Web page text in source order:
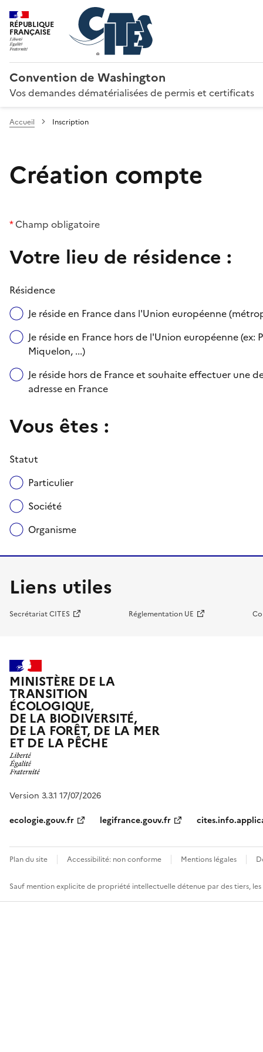
RÉPUBLIQUE
FRANÇAISE
Convention de Washington
Vos demandes dématérialisées de permis et certificats
Accueil Inscription
Création compte
*Champ obligatoire
Votre lieu de résidence :
Résidence
Je réside en France dans l'Union européenne
Je réside en France hors de l'Union européenne
Miquelon, ...)
Je réside hors de France et souhaite effectuer une
adresse en France
Vous êtes :
Statut
Particulier
Société
Organisme
Liens utiles
Secrétariat CITES Réglementation UE
MINISTÈRE DE LA
TRANSITION
ÉCOLOGIQUE,
DE LA BIODIVERSITÉ,
DE LA FORÊT, DE LA MER
ET DE LA PÊCHE
Version 3.3.1 17/07/2026
ecologie.gouv.fr
legifrance.gouv.fr
Plan du site Accessibilité: non conforme Mentions légales
Sauf mention explicite de propriété intellectuelle détenue par des tiers,